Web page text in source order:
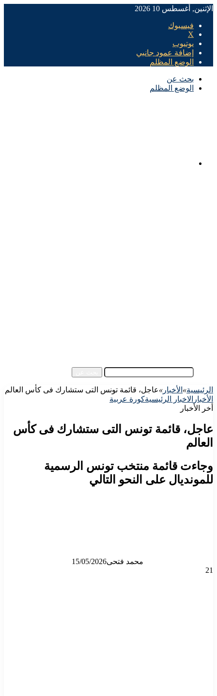
الإثنين, أغسطس 10 2026
فيسبوك
X
يوتيوب
إضافة عمود جانبي
الوضع المظلم
بحث عن
الوضع المظلم
الرئيسية» الأخبار »عاجل، قائمة تونس التى ستشارك فى كأس العالم
الأخبار الاخبار الرئيسيةكورة عربية
أخر الأخبار
عاجل، قائمة تونس التى ستشارك فى كأس
العالم
وجاءت قائمة منتخب تونس الرسمية
للمونديال على النحو التالي
محمد فتحى15/05/2026
21